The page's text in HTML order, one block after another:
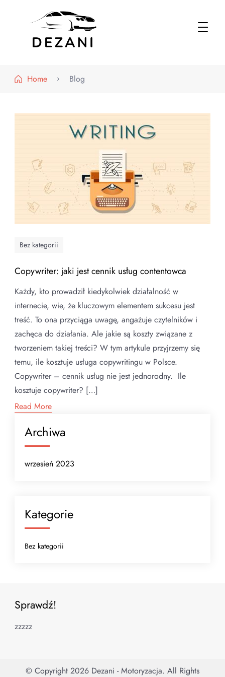
Home
Blog
Bez kategorii
Copywriter: jaki jest cennik usług contentowca
Każdy, kto prowadził kiedykolwiek działalność w
internecie, wie, że kluczowym elementem sukcesu jest
treść. To ona przyciąga uwagę, angażuje czytelników i
zachęca do działania. Ale jakie są koszty związane z
tworzeniem takiej treści? W tym artykule przyjrzemy się
temu, ile kosztuje usługa copywritingu w Polsce.
Copywriter – cennik usług nie jest jednorodny. Ile
kosztuje copywriter? […]
Read More
Archiwa
wrzesień 2023
Kategorie
Bez kategorii
Sprawdź!
zzzzz
© Copyright 2026 Dezani - Motoryzacja. All Rights